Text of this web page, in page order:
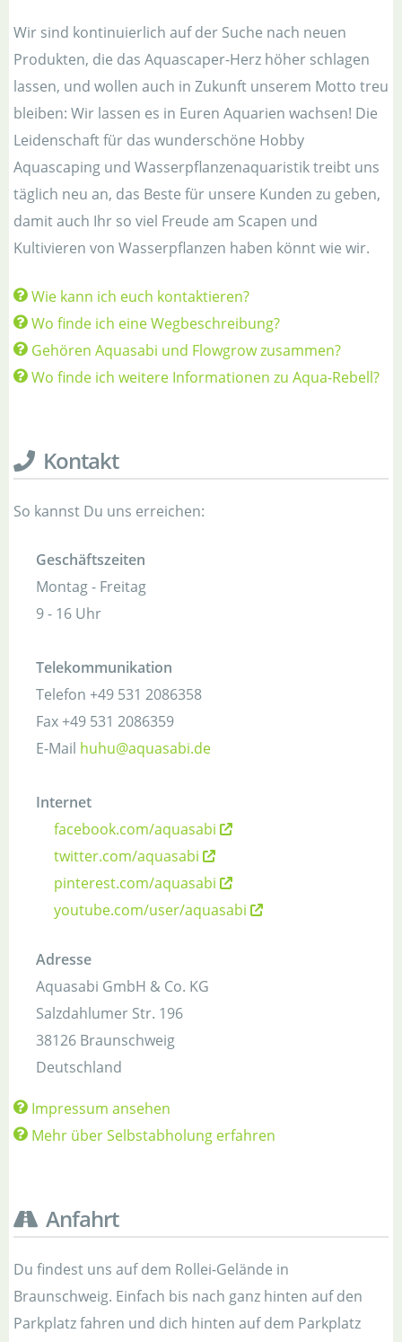
Wir sind kontinuierlich auf der Suche nach neuen
Produkten, die das Aquascaper-Herz höher schlagen
lassen, und wollen auch in Zukunft unserem Motto treu
bleiben: Wir lassen es in Euren Aquarien wachsen! Die
Leidenschaft für das wunderschöne Hobby
Aquascaping und Wasserpflanzenaquaristik treibt uns
täglich neu an, das Beste für unsere Kunden zu geben,
damit auch Ihr so viel Freude am Scapen und
Kultivieren von Wasserpflanzen haben könnt wie wir.
Wie kann ich euch kontaktieren?
Wo finde ich eine Wegbeschreibung?
Gehören Aquasabi und Flowgrow zusammen?
Wo finde ich weitere Informationen zu Aqua-Rebell?
Kontakt
So kannst Du uns erreichen:
Geschäftszeiten
Montag - Freitag
9 - 16 Uhr
Telekommunikation
Telefon +49 531 2086358
Fax+49 531 2086359
E-Mail huhu@aquasabi.de
Internet
facebook.com/aquasabi
twitter.com/aquasabi
pinterest.com/aquasabi
youtube.com/user/aquasabi
Adresse
Aquasabi GmbH & Co. KG
Salzdahlumer Str. 196
38126 Braunschweig
Deutschland
Impressum ansehen
Mehr über Selbstabholung erfahren
Anfahrt
Du findest uns auf dem Rollei-Gelände in
Braunschweig. Einfach bis nach ganz hinten auf den
Parkplatz fahren und dich hinten auf dem Parkplatz